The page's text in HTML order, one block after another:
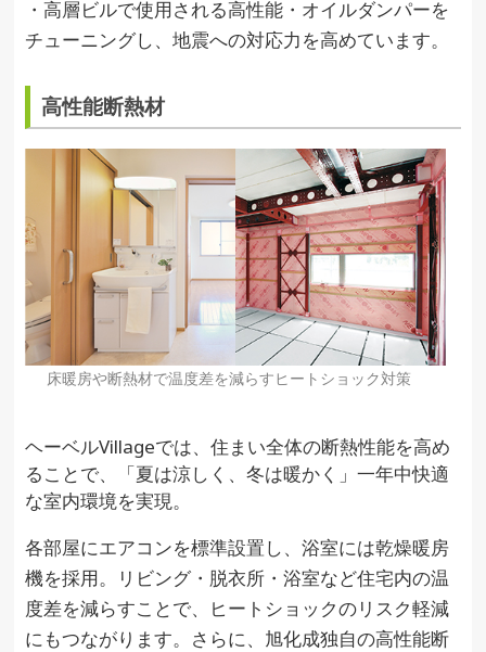
・高層ビルで使用される高性能・オイルダンパーを
チューニングし、地震への対応力を高めています。
高性能断熱材
床暖房や断熱材で温度差を減らすヒートショック対策
ヘーベルVillageでは、住まい全体の断熱性能を高め
ることで、「夏は涼しく、冬は暖かく」一年中快適
な室内環境を実現。
各部屋にエアコンを標準設置し、浴室には乾燥暖房
機を採用。リビング・脱衣所・浴室など住宅内の温
度差を減らすことで、ヒートショックのリスク軽減
にもつながります。さらに、旭化成独自の高性能断